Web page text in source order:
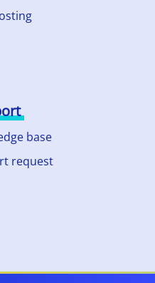
base
request